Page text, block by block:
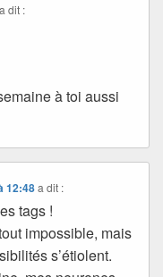
a dit :
à toi aussi
12:48 a dit :
tags !
impossible, mais
s’étiolent.